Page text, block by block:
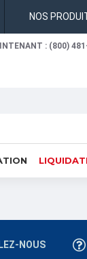
NOS
: (800)
NOUS